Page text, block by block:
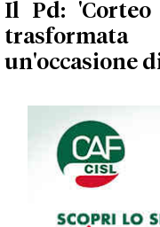
Il Pd: 'Corteo
un'occasione